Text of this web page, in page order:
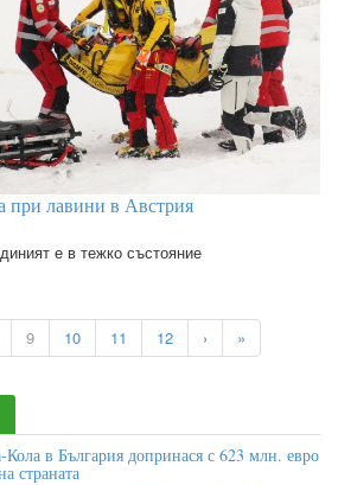
при лавини в Австрия
е в тежко състояние
9 10 11 12 › »
Кола в България допринася с 623 млн. евро
страната